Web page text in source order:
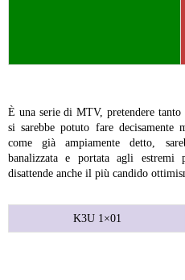
È una serie di MTV, pretendere tanto
si sarebbe potuto fare decisamente
come già ampiamente detto,
banalizzata e portata agli
disattende anche il più candido
K3U 1×01